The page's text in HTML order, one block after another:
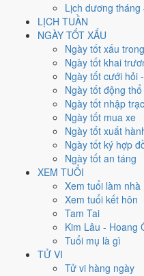
Lịch dương
LỊCH TUẦN
NGÀY TỐT XẤU
Ngày tốt xấu
Ngày tốt khai
Ngày tốt cưới hỏi
Ngày tốt động thổ
Ngày tốt nhập
Ngày tốt mua xe
Ngày tốt xuất
Ngày tốt ký hợp
Ngày tốt an táng
XEM TUỔI
Xem tuổi làm nhà
Xem tuổi kết hôn
Tam Tai
Kim Lâu - Hoang
Tuổi mụ là gì
TỬ VI
Tử vi hàng ngày
các việc quan trọng. Giờ Hoàng
Dậu, Hợi.
Ngày Dương
Tháng 12 năm 2028
Tháng 10 âm năm 2028
Tiết
Canh Tý
Mậu Thân